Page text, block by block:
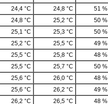
24,4 °C 24,8 °C
51 %
24,8 °C 25,2 °C
50 %
25,1 °C 25,3 °C
50 %
25,2 °C 25,5 °C
49 %
25,5 °C 25,8 °C
48 %
25,5 °C 25,7 °C
50 %
25,6 °C 26,0 °C
48 %
25,6 °C 26,2 °C
49 %
26,2 °C 26,5 °C
48 %